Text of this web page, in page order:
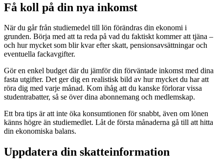
Få koll på din nya inkomst
När du går från studiemedel till lön förändras din ekonomi i
grunden. Börja med att ta reda på vad du faktiskt kommer att tjäna –
och hur mycket som blir kvar efter skatt, pensionsavsättningar och
eventuella fackavgifter.
Gör en enkel budget där du jämför din förväntade inkomst med dina
fasta utgifter. Det ger dig en realistisk bild av hur mycket du har att
röra dig med varje månad. Kom ihåg att du kanske förlorar vissa
studentrabatter, så se över dina abonnemang och medlemskap.
Ett bra tips är att inte öka konsumtionen för snabbt, även om lönen
känns högre än studiemedlet. Låt de första månaderna gå till att hitta
din ekonomiska balans.
Uppdatera din skatteinformation